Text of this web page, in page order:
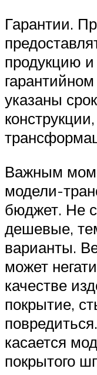
Гарантии.
продукцию
указаны
Важным
модели-
бюджет. Не
дешевые,
варианты.
может
качестве
покрытие,
касается
покрытого